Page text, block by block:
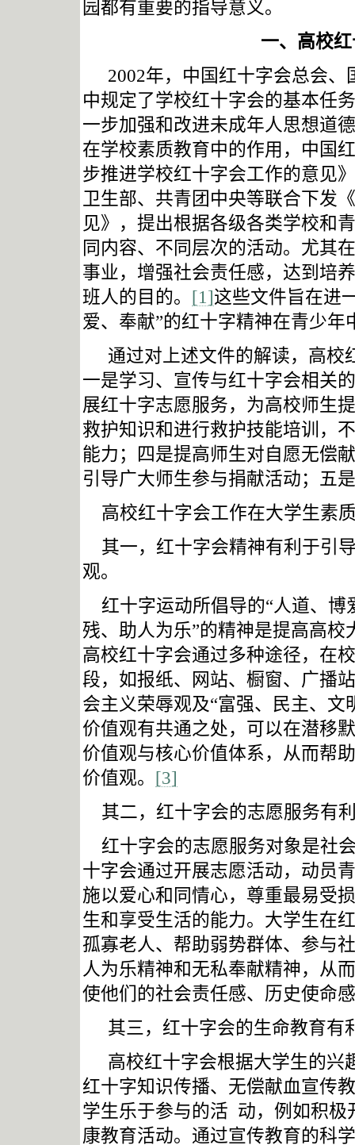
园都有重要的指导意义。
一、高校
2002年，中国红十字会总会、
中规定了学校红十字会的基本任
一步加强和改进未成年人思想道
在学校素质教育中的作用，中国
步推进学校红十字会工作的意见
卫生部、共青团中央等联合下发
见》，提出根据各级各类学校和
同内容、不同层次的活动。尤其
事业，增强社会责任感，达到培
班人的目的。 [1]这些文件旨在进
爱、奉献”的红十字精神在青少年
通过对上述文件的解读，高校
一是学习、宣传与红十字会相关
展红十字志愿服务，为高校师生
救护知识和进行救护技能培训，
能力；四是提高师生对自愿无偿
引导广大师生参与捐献活动；五
高校红十字会工作在大学生素
其一，红十字会精神有利于引
观。
红十字运动所倡导的“人道、
残、助人为乐”的精神是提高高
高校红十字会通过多种途径，在
段，如报纸、网站、橱窗、广播
会主义荣辱观及“富强、民主、文
价值观有共通之处，可以在潜移
价值观与核心价值体系，从而帮
价值观。 [3]
其二，红十字会的志愿服务有
红十字会的志愿服务对象是社
十字会通过开展志愿活动，动员
施以爱心和同情心，尊重最易受
生和享受生活的能力。大学生在
孤寡老人、帮助弱势群体、参与
人为乐精神和无私奉献精神，从
使他们的社会责任感、历史使命
其三，红十字会的生命教育有
高校红十字会根据大学生的兴
红十字知识传播、无偿献血宣传
学生乐于参与的活 动，例如积极
康教育活动。通过宣传教育的科